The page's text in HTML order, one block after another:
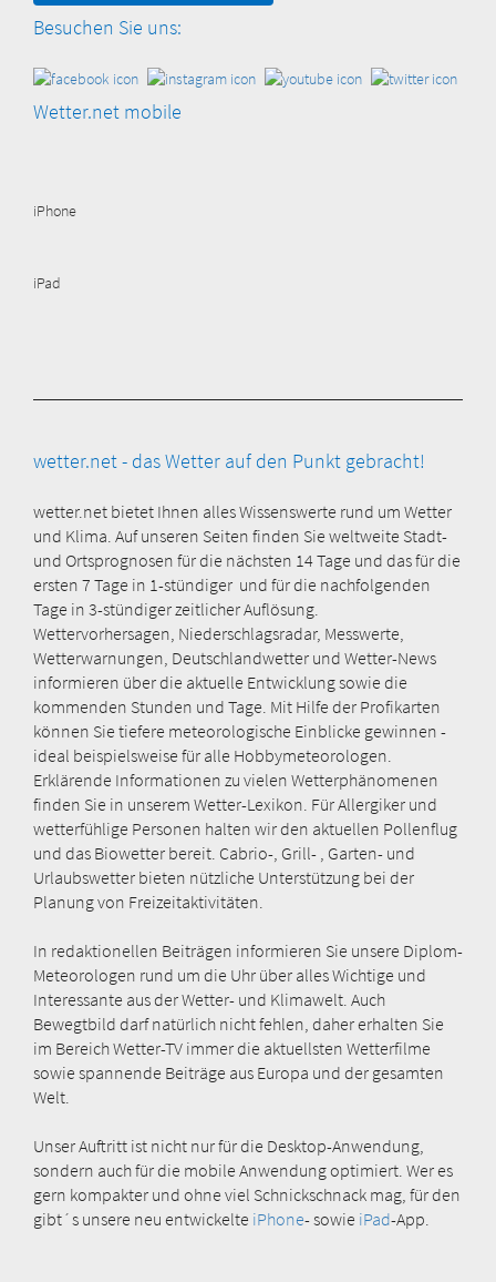
Besuchen Sie uns:
Wetter.net mobile
iPhone
iPad
wetter.net - das Wetter auf den Punkt gebracht!
wetter.net bietet Ihnen alles Wissenswerte rund um Wetter
und Klima. Auf unseren Seiten finden Sie weltweite Stadt-
und Ortsprognosen für die nächsten 14 Tage und das für die
ersten 7 Tage in 1-stündiger und für die nachfolgenden
Tage in 3-stündiger zeitlicher Auflösung.
Wettervorhersagen, Niederschlagsradar, Messwerte,
Wetterwarnungen, Deutschlandwetter und Wetter-News
informieren über die aktuelle Entwicklung sowie die
kommenden Stunden und Tage. Mit Hilfe der Profikarten
können Sie tiefere meteorologische Einblicke gewinnen -
ideal beispielsweise für alle Hobbymeteorologen.
Erklärende Informationen zu vielen Wetterphänomenen
finden Sie in unserem Wetter-Lexikon. Für Allergiker und
wetterfühlige Personen halten wir den aktuellen Pollenflug
und das Biowetter bereit. Cabrio-, Grill- , Garten- und
Urlaubswetter bieten nützliche Unterstützung bei der
Planung von Freizeitaktivitäten.
In redaktionellen Beiträgen informieren Sie unsere Diplom-
Meteorologen rund um die Uhr über alles Wichtige und
Interessante aus der Wetter- und Klimawelt. Auch
Bewegtbild darf natürlich nicht fehlen, daher erhalten Sie
im Bereich Wetter-TV immer die aktuellsten Wetterfilme
sowie spannende Beiträge aus Europa und der gesamten
Welt.
Unser Auftritt ist nicht nur für die Desktop-Anwendung,
sondern auch für die mobile Anwendung optimiert. Wer es
gern kompakter und ohne viel Schnickschnack mag, für den
gibt´s unsere neu entwickelte iPhone- sowie iPad-App.